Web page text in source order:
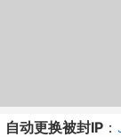
自动更换被封IP ：